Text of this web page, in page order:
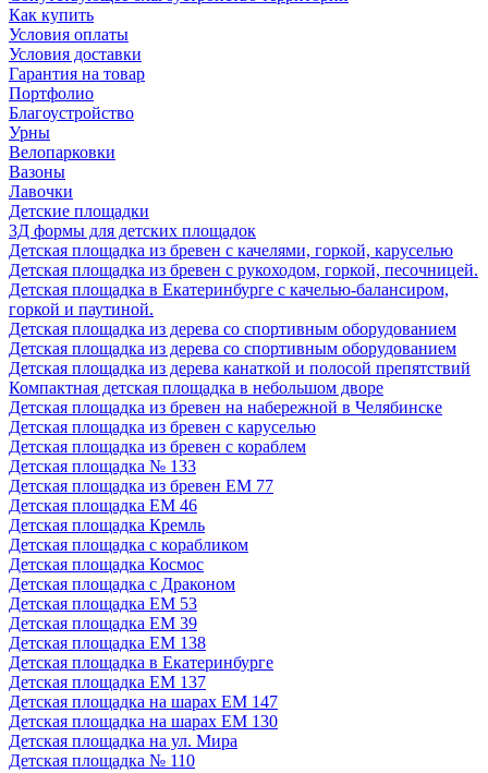
Как купить
Условия оплаты
Условия доставки
Гарантия на товар
Портфолио
Благоустройство
Урны
Велопарковки
Вазоны
Лавочки
Детские площадки
3Д формы для детских площадок
Детская площадка из бревен с качелями, горкой, каруселью
Детская площадка из бревен с рукоходом, горкой, песочницей.
Детская площадка в Екатеринбурге с качелью-балансиром,
горкой и паутиной.
Детская площадка из дерева со спортивным оборудованием
Детская площадка из дерева со спортивным оборудованием
Детская площадка из дерева канаткой и полосой препятствий
Компактная детская площадка в небольшом дворе
Детская площадка из бревен на набережной в Челябинске
Детская площадка из бревен с каруселью
Детская площадка из бревен с кораблем
Детская площадка № 133
Детская площадка из бревен ЕМ 77
Детская площадка ЕМ 46
Детская площадка Кремль
Детская площадка с корабликом
Детская площадка Космос
Детская площадка с Драконом
Детская площадка ЕМ 53
Детская площадка ЕМ 39
Детская площадка ЕМ 138
Детская площадка в Екатеринбурге
Детская площадка ЕМ 137
Детская площадка на шарах ЕМ 147
Детская площадка на шарах ЕМ 130
Детская площадка на ул. Мира
Детская площадка № 110